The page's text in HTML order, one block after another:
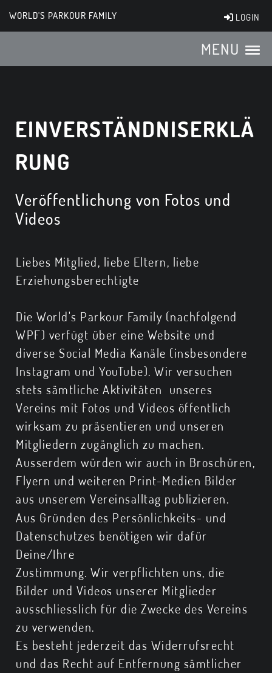
WORLD'S PARKOUR FAMILY LOGIN
MENU
EINVERSTÄNDNISERKLÄ
RUNG
Veröffentlichung von Fotos und
Videos
Liebes Mitglied, liebe Eltern, liebe
Erziehungsberechtigte
Die World's Parkour Family (nachfolgend
WPF) verfügt über eine Website und
diverse Social Media Kanäle (insbesondere
Instagram und YouTube). Wir versuchen
stets sämtliche Aktivitäten unseres
Vereins mit Fotos und Videos öffentlich
wirksam zu präsentieren und unseren
Mitgliedern zugänglich zu machen.
Ausserdem würden wir auch in Broschüren,
Flyern und weiteren Print-Medien Bilder
aus unserem Vereinsalltag publizieren.
Aus Gründen des Persönlichkeits- und
Datenschutzes benötigen wir dafür
Deine/Ihre
Zustimmung. Wir verpflichten uns, die
Bilder und Videos unserer Mitglieder
ausschliesslich für die Zwecke des Vereins
zu verwenden.
Es besteht jederzeit das Widerrufsrecht
und das Recht auf Entfernung sämtlicher